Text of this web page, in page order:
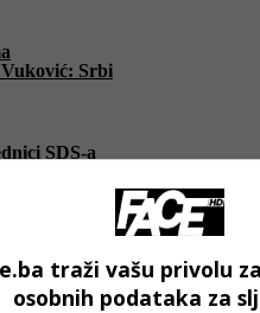
Srbi
SDS-a
podržala
Moskva
traži vašu privolu
osobnih podataka za